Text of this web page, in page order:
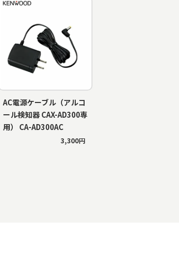
AC電源ケーブル（アルコ
ール検知器 CAX-AD300専
用） CA-AD300AC
3,300円